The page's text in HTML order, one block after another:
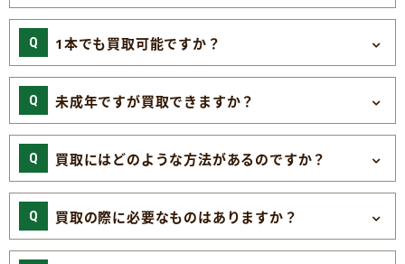
1本でも買取可能ですか？
未成年ですが買取できますか？
買取にはどのような方法があるのですか？
買取の際に必要なものはありますか？